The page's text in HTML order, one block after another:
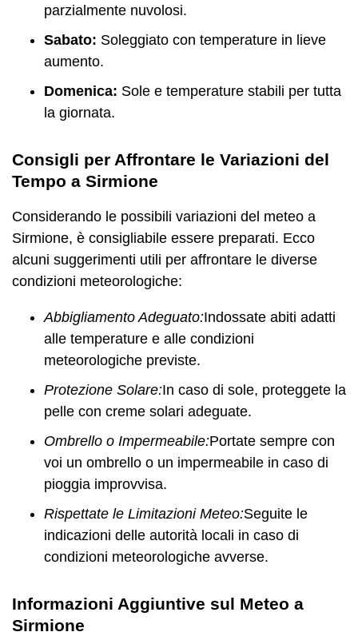
parzialmente nuvolosi.
Sabato: Soleggiato con temperature in lieve
aumento.
Domenica: Sole e temperature stabili per tutta
la giornata.
Consigli per Affrontare le Variazioni del
Tempo a Sirmione
Considerando le possibili variazioni del meteo a
Sirmione, è consigliabile essere preparati. Ecco
alcuni suggerimenti utili per affrontare le diverse
condizioni meteorologiche:
Abbigliamento Adeguato:Indossate abiti adatti
alle temperature e alle condizioni
meteorologiche previste.
Protezione Solare:In caso di sole, proteggete la
pelle con creme solari adeguate.
Ombrello o Impermeabile:Portate sempre con
voi un ombrello o un impermeabile in caso di
pioggia improvvisa.
Rispettate le Limitazioni Meteo:Seguite le
indicazioni delle autorità locali in caso di
condizioni meteorologiche avverse.
Informazioni Aggiuntive sul Meteo a
Sirmione